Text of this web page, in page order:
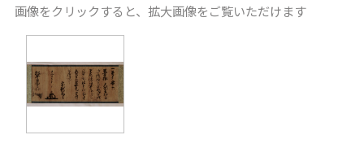
画像をクリックすると、拡大画像をご覧いただけます